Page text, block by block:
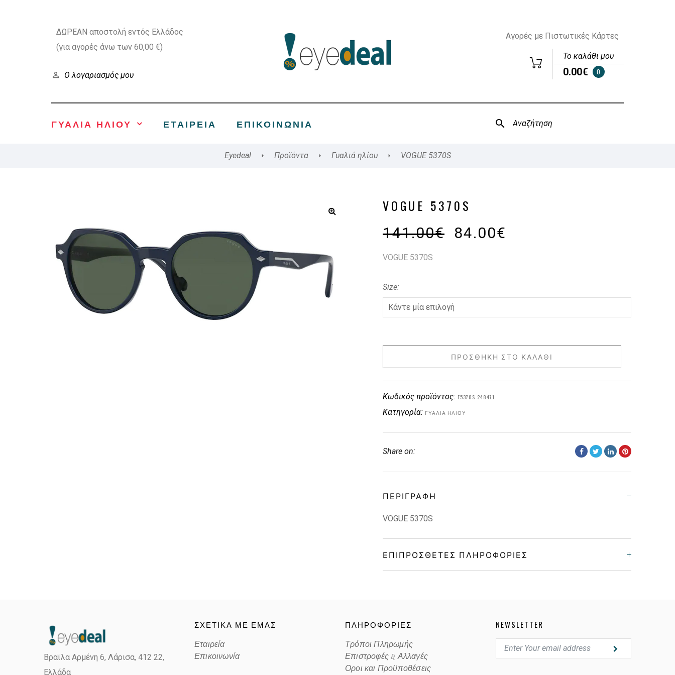
ΔΩΡΕΑΝ αποστολή εντός Ελλάδος
(για αγορές άνω των 60,00 €)
Ο λογαριασμός μου
Αγορές με Πιστωτικές Κάρτες
Το καλάθι μου
0.00€ 0
ΓΥΑΛΙΑ ΗΛΙΟΥ ΕΤΑΙΡΕΊΑ ΕΠΙΚΟΙΝΩΝΊΑ
Eyedeal Προϊόντα Γυαλιά ηλίου VOGUE 5370S
VOGUE 5370S
141.00€ 84.00€
VOGUE 5370S
Size
ΠΡΟΣΘΉΚΗ ΣΤΟ ΚΑΛΆΘΙ
Κωδικός προϊόντος: E5370S-248471
Κατηγορία: ΓΥΑΛΙΆ ΗΛΊΟΥ
Share on:
ΠΕΡΙΓΡΑΦΉ
VOGUE 5370S
ΕΠΙΠΡΌΣΘΕΤΕΣ ΠΛΗΡΟΦΟΡΊΕΣ
Lens Color
Βραϊλα Αρμένη 6, Λάρισα, 412 22,
Ελλάδα
ΣΧΕΤΙΚΑ ΜΕ ΕΜΑΣ
Εταιρεία
Επικοινωνία
ΠΛΗΡΟΦΟΡΙΕΣ
Τρόποι Πληρωμής
Επιστροφές & Αλλαγές
Οροι και Προϋποθέσεις
NEWSLETTER